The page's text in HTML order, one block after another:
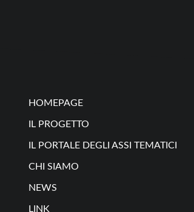
HOMEPAGE
IL PROGETTO
IL PORTALE DEGLI ASSI TEMATICI
CHI SIAMO
NEWS
LINK